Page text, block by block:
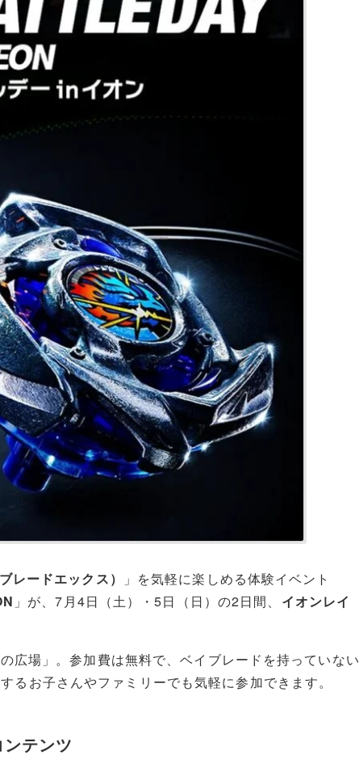
ードエックス）
」を気軽に楽しめる体験イベント
」が、7月4日（土）・5日（日）の2日間、 イオンレイ
広場」。参加費は無料で、ベイブレードを持っていない
お子さんやファミリーでも気軽に参加できます。
テンツ